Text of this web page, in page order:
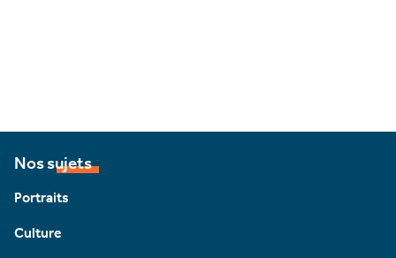
Nos sujets
Portraits
Culture